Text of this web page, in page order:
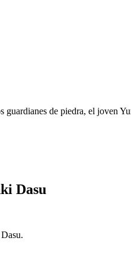
guardianes de piedra, el joven
Dasu